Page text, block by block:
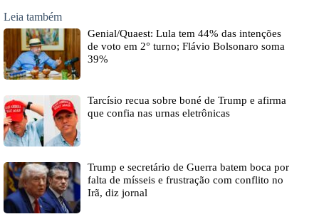
Leia também
Genial/Quaest: Lula tem 44% das intenções
de voto em 2° turno; Flávio Bolsonaro soma
39%
Tarcísio recua sobre boné de Trump e afirma
que confia nas urnas eletrônicas
Trump e secretário de Guerra batem boca por
falta de mísseis e frustração com conflito no
Irã, diz jornal